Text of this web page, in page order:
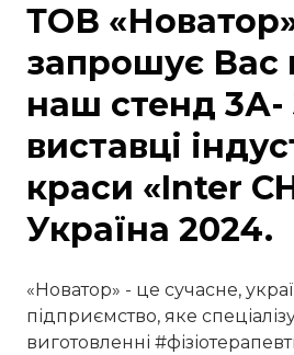
ТОВ
запрошує Вас
наш стенд 3А-
виставці
краси «Inter
Україна 2024.
«Новатор» - це сучасне,
підприємство, яке
виготовленні